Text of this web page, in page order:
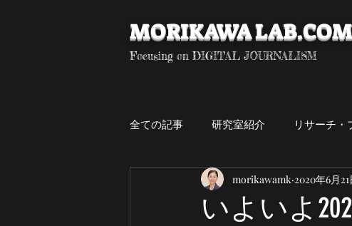
MORIKAWA LAB.COM
Focusing on DIGITAL JOURNALISM
全ての記事 研究室紹介 リサーチ・
デジタル・ジャーナリズム 講義紹
いよいよ
morikawamk 2020年6月21